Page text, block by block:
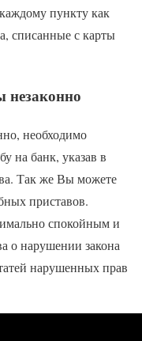
пункту как
списанные с карты
незаконно
необходимо
на банк, указав в
Так же Вы можете
приставов.
спокойным и
о нарушении закона
нарушенных прав